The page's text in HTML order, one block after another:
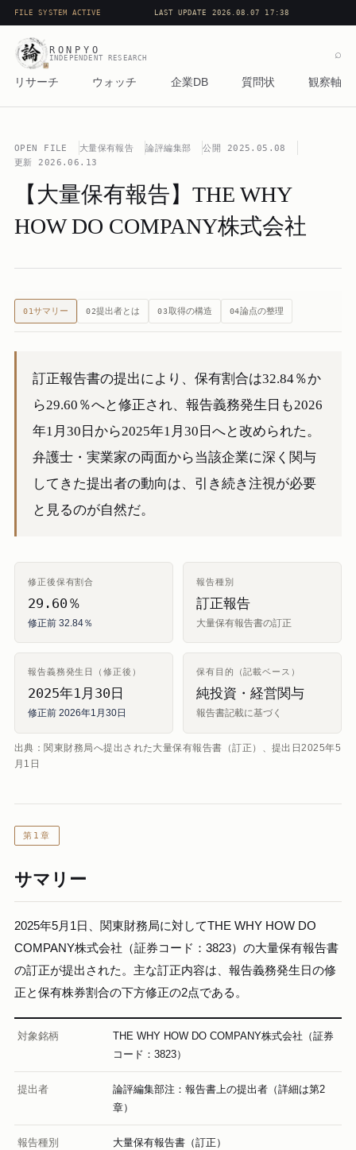
FILE SYSTEM ACTIVE LAST UPDATE 2026.08.07 17:38
RONPYO
INDEPENDENT RESEARCH
リサーチ ウォッチ 企業DB 質問状 観察軸
⌕
OPEN FILE 大量保有報告 論評編集部 公開
2025.05.08
更新 2026.06.13
【大量保有報告】THE WHY
HOW DO COMPANY株式会社
01サマリー 02提出者とは 03取得の構造 04論点の整理
訂正報告書の提出により、保有割合は32.84％か
ら29.60％へと修正され、報告義務発生日も2026
年1月30日から2025年1月30日へと改められた。
弁護士・実業家の両面から当該企業に深く関与
してきた提出者の動向は、引き続き注視が必要
と見るのが自然だ。
修正後保有割合
29.60％
修正前 32.84％
報告種別
訂正報告
大量保有報告書の訂正
報告義務発生日（修正後）
2025年1月30日
修正前 2026年1月30日
保有目的（記載ベース）
純投資・経営関与
報告書記載に基づく
出典：関東財務局へ提出された大量保有報告書（訂正）、提出日2025年5
月1日
第1章
サマリー
2025年5月1日、関東財務局に対してTHE WHY HOW DO
COMPANY株式会社（証券コード：3823）の大量保有報告書
の訂正が提出された。主な訂正内容は、報告義務発生日の修
正と保有株券割合の下方修正の2点である。
対象銘柄
THE WHY HOW DO COMPANY株式会社（証券
コード：3823）
提出者
論評編集部注：報告書上の提出者（詳細は第2
章）
報告種別 大量保有報告書（訂正）